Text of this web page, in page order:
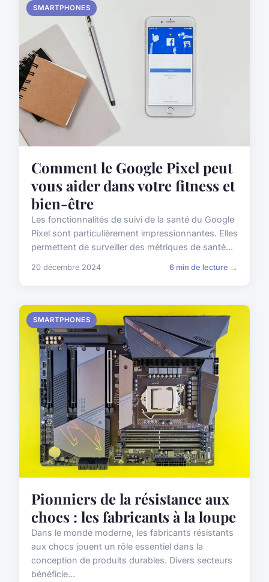
SMARTPHONES
Comment le Google Pixel peut
vous aider dans votre fitness et
bien-être
Les fonctionnalités de suivi de la santé du Google
Pixel sont particulièrement impressionnantes. Elles
permettent de surveiller des métriques de santé...
20 décembre 2024 6 min de lecture →
SMARTPHONES
Pionniers de la résistance aux
chocs : les fabricants à la loupe
Dans le monde moderne, les fabricants résistants
aux chocs jouent un rôle essentiel dans la
conception de produits durables. Divers secteurs
bénéficie...